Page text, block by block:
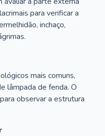
para verificar a
inchaço,
mais comuns,
lâmpada de fenda. O
observar a estrutura